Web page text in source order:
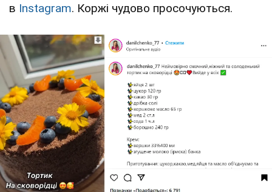
в Instagram. Коржі чудово просочуються.